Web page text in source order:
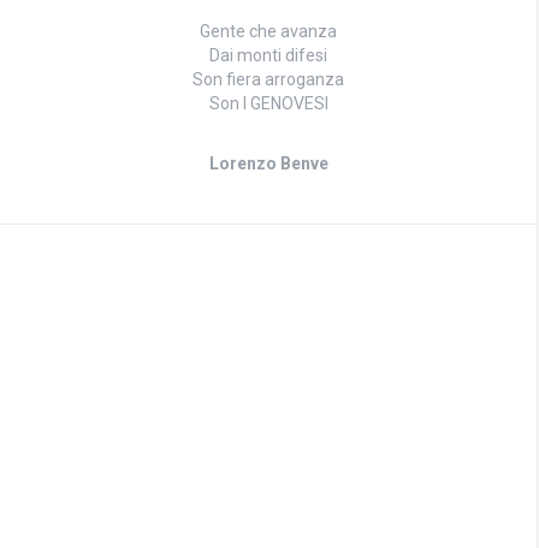
Gente che avanza
Dai monti difesi
Son fiera arroganza
Son I GENOVESI
Lorenzo Benve